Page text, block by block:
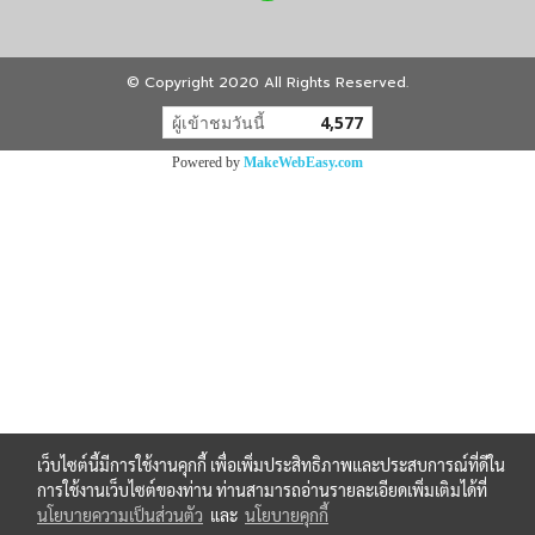
© Copyright 2020 All Rights Reserved.
ผู้เข้าชมวันนี้ 4,577
Powered by MakeWebEasy.com
เว็บไซต์นี้มีการใช้งานคุกกี้ เพื่อเพิ่มประสิทธิภาพและประสบการณ์ที่ดีใน
การใช้งานเว็บไซต์ของท่าน ท่านสามารถอ่านรายละเอียดเพิ่มเติมได้ที่
นโยบายความเป็นส่วนตัว และ นโยบายคุกกี้